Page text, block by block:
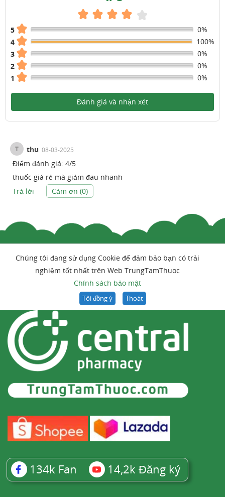
5
0%
4
100%
3
0%
2
0%
1
0%
Đánh giá và nhận xét
T thu 08-03-2025
Điểm đánh giá: 4/5
thuốc giá rẻ mà giảm đau nhanh
Trả lời
Cảm ơn (0)
Chúng tôi đang sử dụng Cookie để đảm bảo bạn có trải
nghiệm tốt nhất trên Web TrungTamThuoc
Chính sách bảo mật
Tôi đồng ý Thoát
134k Fan 14,2k Đăng ký